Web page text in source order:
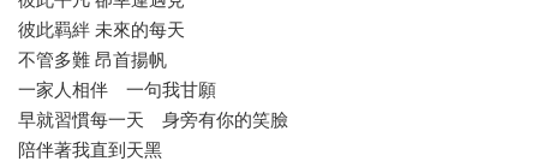
彼此羁絆 未來的每天
不管多難 昂首揚帆
一家人相伴 一句我甘願
早就習慣每一天 身旁有你的笑臉
陪伴著我直到天黑